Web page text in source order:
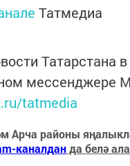
Татмедиа
Татарстана в
мессенджере
tatmedia
Арча районы
каналданда белә